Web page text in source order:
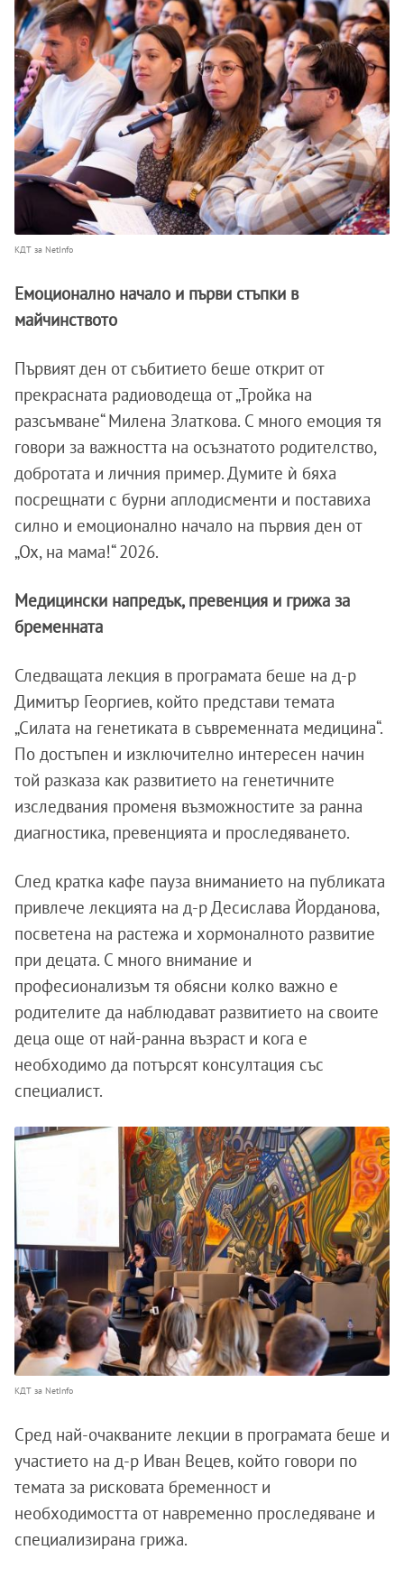
КДТ за NetInfo
Емоционално начало и първи стъпки в
майчинството
Първият ден от събитието беше открит от
прекрасната радиоводеща от „Тройка на
разсъмване“ Милена Златкова. С много емоция тя
говори за важността на осъзнатото родителство,
добротата и личния пример. Думите ѝ бяха
посрещнати с бурни аплодисменти и поставиха
силно и емоционално начало на първия ден от
„Ох, на мама!“ 2026.
Медицински напредък, превенция и грижа за
бременната
Следващата лекция в програмата беше на д-р
Димитър Георгиев, който представи темата
„Силата на генетиката в съвременната медицина“.
По достъпен и изключително интересен начин
той разказа как развитието на генетичните
изследвания променя възможностите за ранна
диагностика, превенцията и проследяването.
След кратка кафе пауза вниманието на публиката
привлече лекцията на д-р Десислава Йорданова,
посветена на растежа и хормоналното развитие
при децата. С много внимание и
професионализъм тя обясни колко важно е
родителите да наблюдават развитието на своите
деца още от най-ранна възраст и кога е
необходимо да потърсят консултация със
специалист.
КДТ за NetInfo
Сред най-очакваните лекции в програмата беше и
участието на д-р Иван Вецев, който говори по
темата за рисковата бременност и
необходимостта от навременно проследяване и
специализирана грижа.